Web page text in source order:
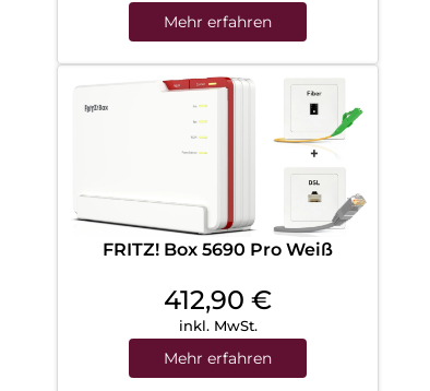
Mehr erfahren
FRITZ! Box 5690 Pro Weiß
412,90 €
inkl. MwSt.
Mehr erfahren